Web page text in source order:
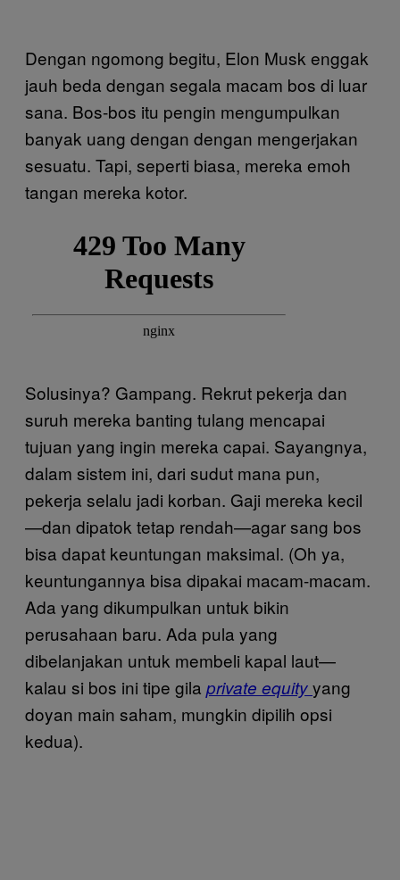
Dengan ngomong begitu, Elon Musk enggak
jauh beda dengan segala macam bos di luar
sana. Bos-bos itu pengin mengumpulkan
banyak uang dengan dengan mengerjakan
sesuatu. Tapi, seperti biasa, mereka emoh
tangan mereka kotor.
Solusinya? Gampang. Rekrut pekerja dan
suruh mereka banting tulang mencapai
tujuan yang ingin mereka capai. Sayangnya,
dalam sistem ini, dari sudut mana pun,
pekerja selalu jadi korban. Gaji mereka kecil
—dan dipatok tetap rendah—agar sang bos
bisa dapat keuntungan maksimal. (Oh ya,
keuntungannya bisa dipakai macam-macam.
Ada yang dikumpulkan untuk bikin
perusahaan baru. Ada pula yang
dibelanjakan untuk membeli kapal laut—
kalau si bos ini tipe gila private equityyang
doyan main saham, mungkin dipilih opsi
kedua).